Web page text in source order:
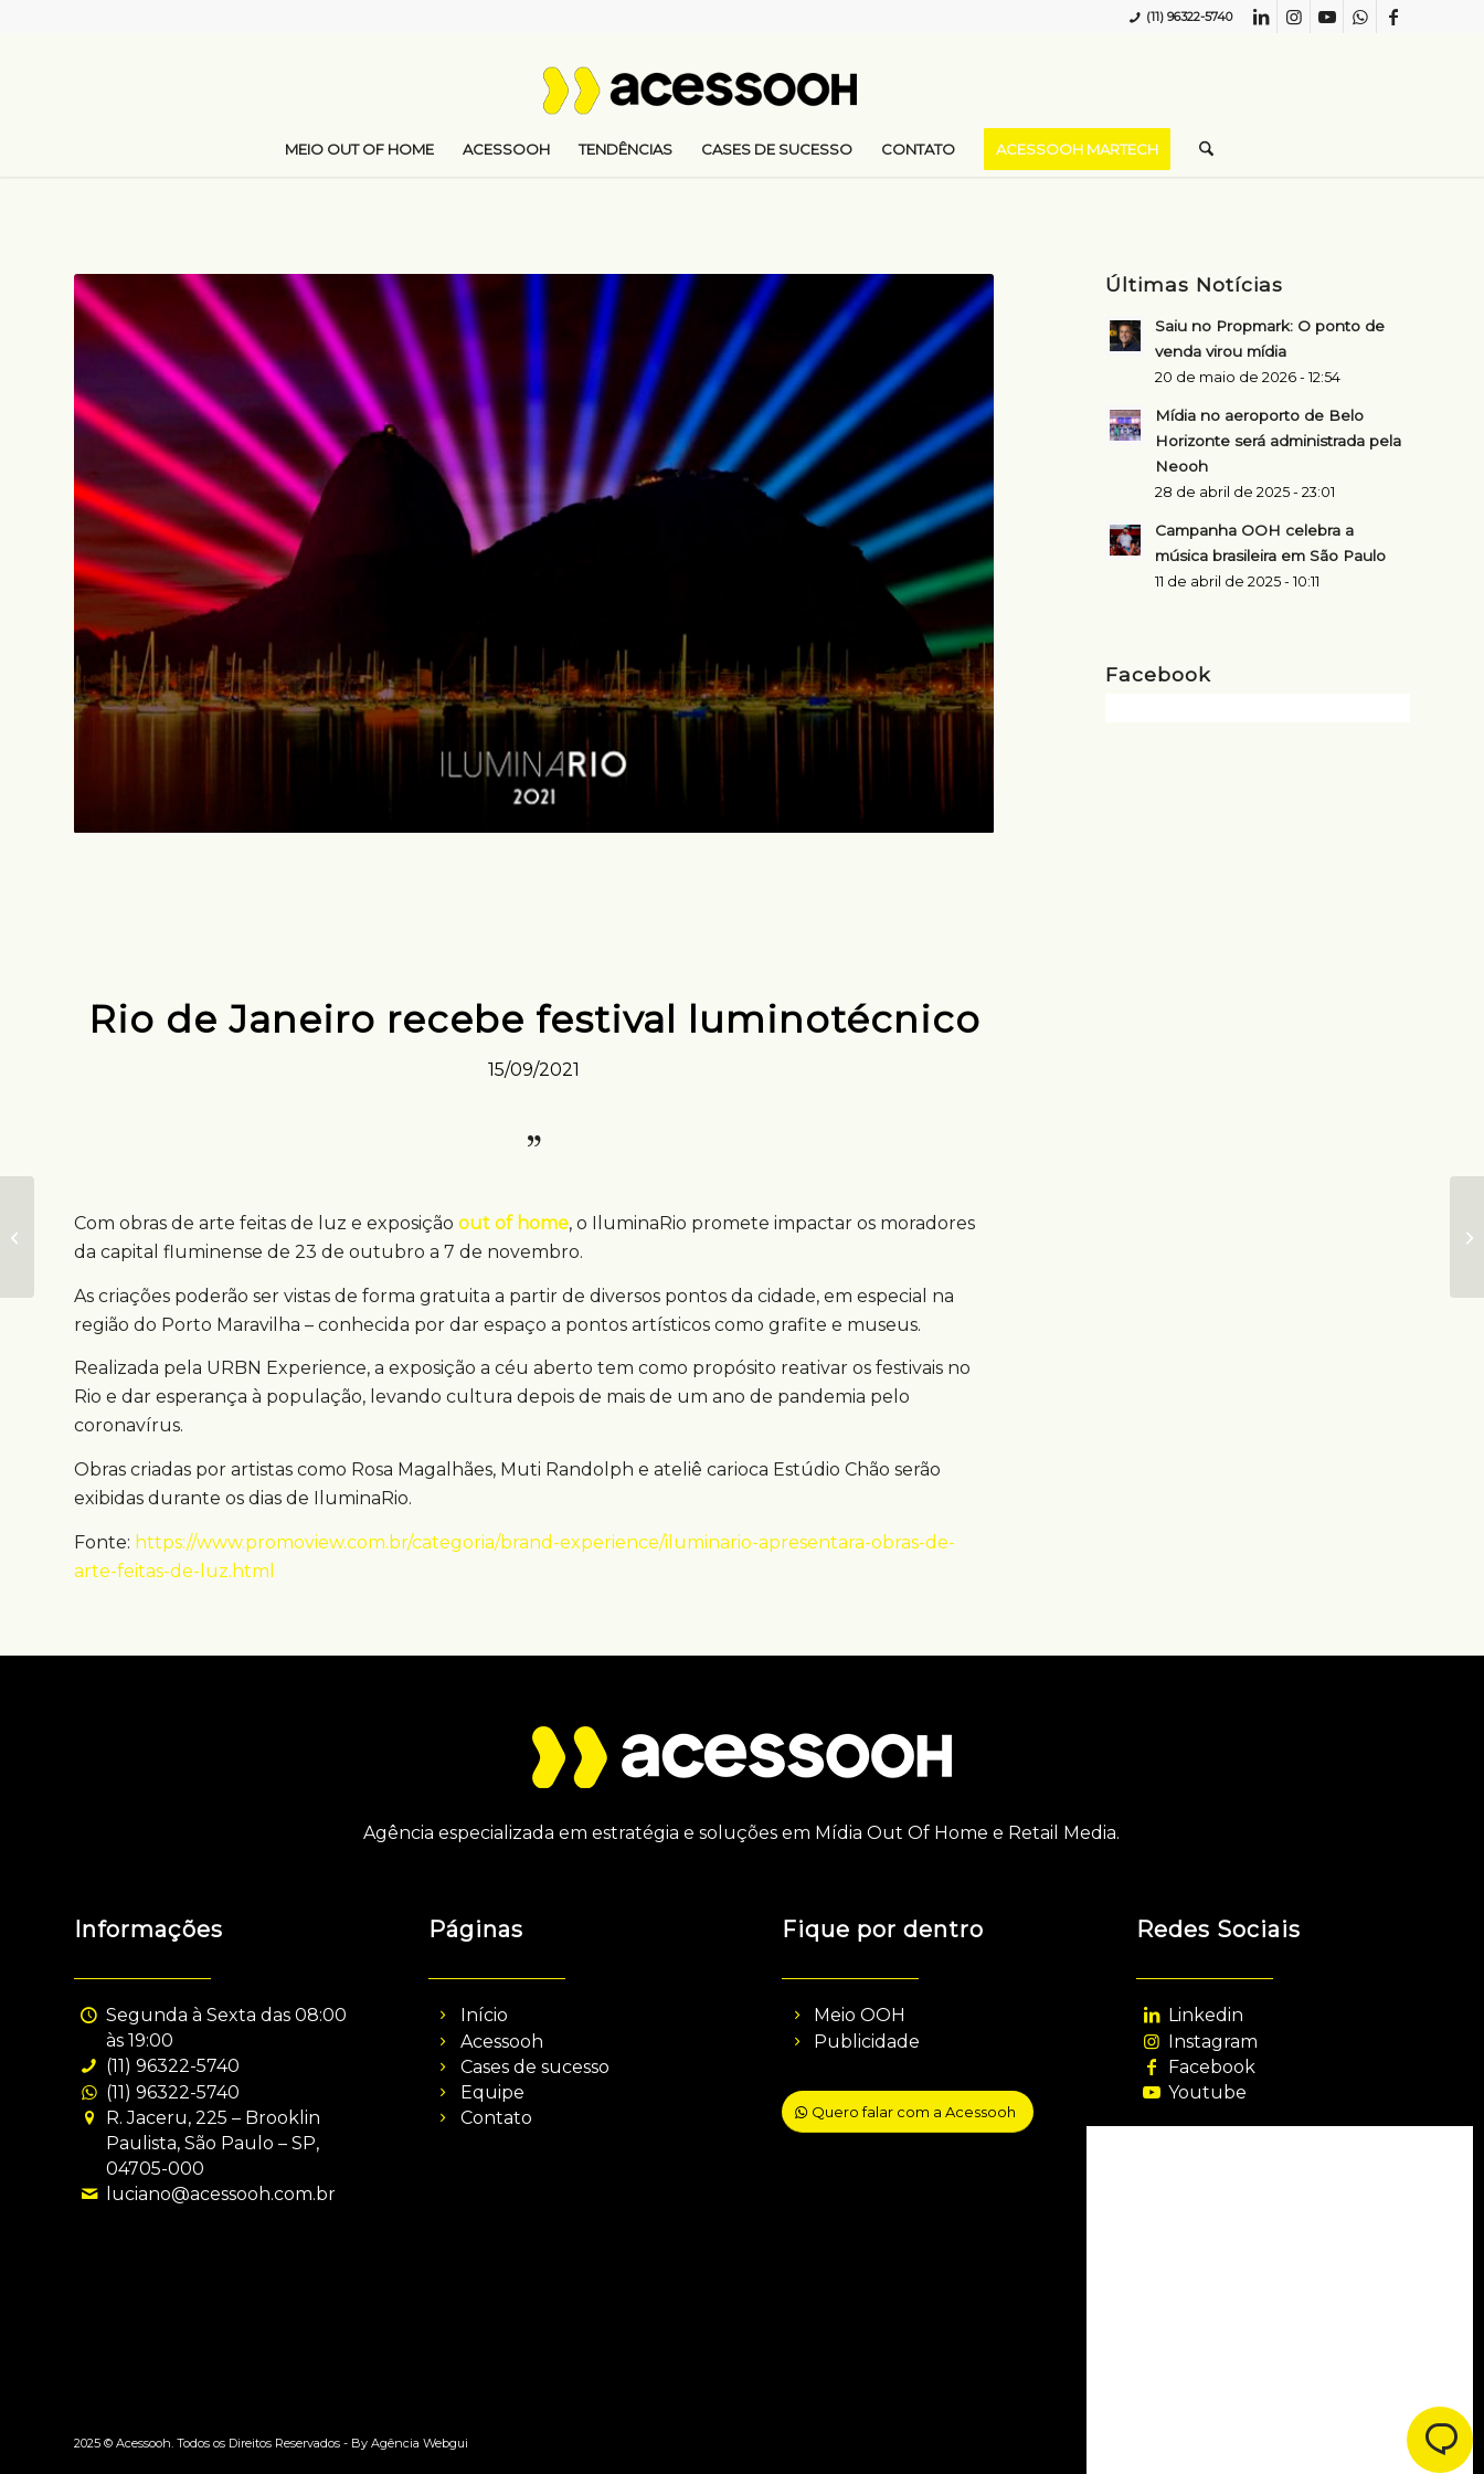
(11) 96322-5740
MEIO OUT OF HOME ACESSOOH TENDÊNCIAS CASES DE SUCESSO CONTATO ACESSOOH MARTECH
Rio de Janeiro recebe festival luminotécnico
15/09/2021
Com obras de arte feitas de luz e exposição out of home, o IluminaRio promete impactar os moradores
da capital fluminense de 23 de outubro a 7 de novembro.
As criações poderão ser vistas de forma gratuita a partir de diversos pontos da cidade, em especial na
região do Porto Maravilha – conhecida por dar espaço a pontos artísticos como grafite e museus.
Realizada pela URBN Experience, a exposição a céu aberto tem como propósito reativar os festivais no
Rio e dar esperança à população, levando cultura depois de mais de um ano de pandemia pelo
coronavírus.
Obras criadas por artistas como Rosa Magalhães, Muti Randolph e ateliê carioca Estúdio Chão serão
exibidas durante os dias de IluminaRio.
Fonte: https://www.promoview.com.br/categoria/brand-experience/iluminario-apresentara-obras-de-
arte-feitas-de-luz.html
Últimas Notícias
Saiu no Propmark: O ponto de
venda virou mídia
20 de maio de 2026 - 12:54
Mídia no aeroporto de Belo
Horizonte será administrada pela
Neooh
28 de abril de 2025 - 23:01
Campanha OOH celebra a
música brasileira em São Paulo
11 de abril de 2025 - 10:11
Facebook
Agência especializada em estratégia e soluções em Mídia Out Of Home e Retail Media.
Informações
Segunda à Sexta das 08:00
às 19:00
(11) 96322-5740
(11) 96322-5740
R. Jaceru, 225 – Brooklin
Paulista, São Paulo – SP,
04705-000
luciano@acessooh.com.br
Páginas
Início
Acessooh
Cases de sucesso
Equipe
Contato
Fique por dentro
Meio OOH
Publicidade
Quero falar com a Acessooh
Redes Sociais
Linkedin
Instagram
Facebook
Youtube
2025 © Acessooh. Todos os Direitos Reservados - By Agência Webgui
divulga
campeonatos com